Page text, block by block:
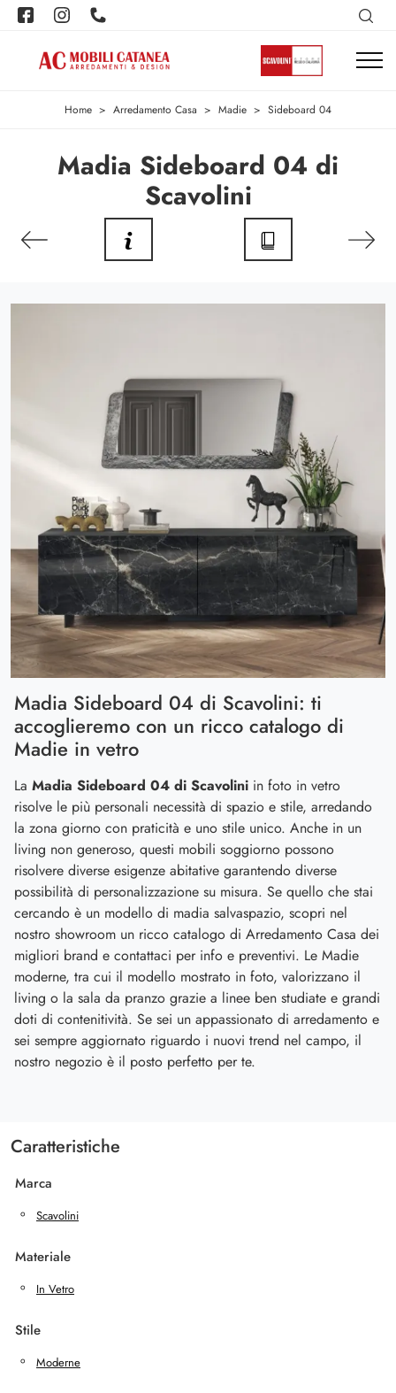
Home > Arredamento Casa > Madie > Sideboard 04
Madia Sideboard 04 di
Scavolini
Madia Sideboard 04 di Scavolini: ti
accoglieremo con un ricco catalogo di
Madie in vetro
La Madia Sideboard 04 di Scavolini in foto in vetro
risolve le più personali necessità di spazio e stile, arredando
la zona giorno con praticità e uno stile unico. Anche in un
living non generoso, questi mobili soggiorno possono
risolvere diverse esigenze abitative garantendo diverse
possibilità di personalizzazione su misura. Se quello che stai
cercando è un modello di madia salvaspazio, scopri nel
nostro showroom un ricco catalogo di Arredamento Casa dei
migliori brand e contattaci per info e preventivi. Le Madie
moderne, tra cui il modello mostrato in foto, valorizzano il
living o la sala da pranzo grazie a linee ben studiate e grandi
doti di contenitività. Se sei un appassionato di arredamento e
sei sempre aggiornato riguardo i nuovi trend nel campo, il
nostro negozio è il posto perfetto per te.
Caratteristiche
Marca
Scavolini
Materiale
In Vetro
Stile
Moderne